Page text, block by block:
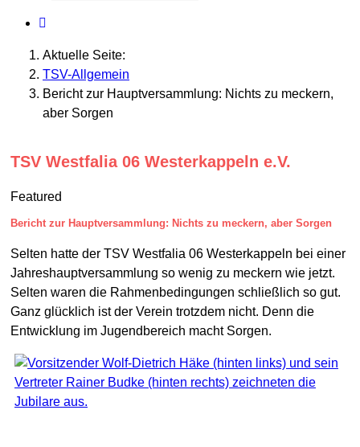
Aktuelle Seite:
TSV-Allgemein
Bericht zur Hauptversammlung: Nichts zu meckern,
aber Sorgen
TSV Westfalia 06 Westerkappeln e.V.
Featured
Bericht zur Hauptversammlung: Nichts zu meckern, aber Sorgen
Selten hatte der TSV Westfalia 06 Westerkappeln bei einer
Jahreshauptversammlung so wenig zu meckern wie jetzt.
Selten waren die Rahmenbedingungen schließlich so gut.
Ganz glücklich ist der Verein trotzdem nicht. Denn die
Entwicklung im Jugendbereich macht Sorgen.